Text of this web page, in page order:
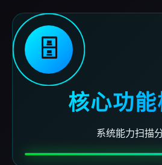
🗄️
核心功能
系统能力扫描